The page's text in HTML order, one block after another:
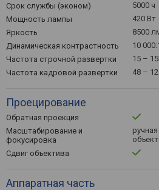
Срок службы (эконом)
5000 ч
Мощность лампы
420 Вт
Яркость
8500
Динамическая контрастность
10
Частота строчной развертки
15 –
Частота кадровой развертки
48 –
Проецирование
Обратная проекция
Масштабирование и
фокусировка
Сдвиг объектива
Аппаратная часть